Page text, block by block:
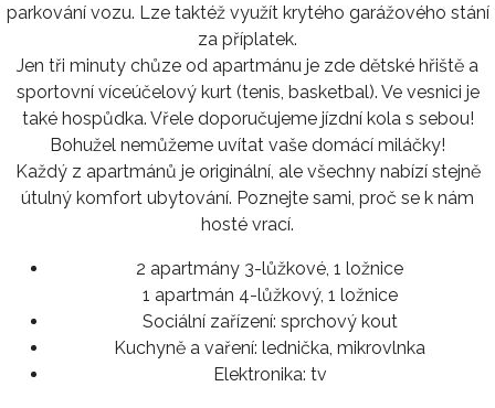
parkování vozu. Lze taktéž využít krytého garážového stání
za příplatek.
Jen tři minuty chůze od apartmánu je zde dětské hřiště a
sportovní víceúčelový kurt (tenis, basketbal). Ve vesnici je
také hospůdka. Vřele doporučujeme jízdní kola s sebou!
Bohužel nemůžeme uvítat vaše domácí miláčky!
Každý z apartmánů je originální, ale všechny nabízí stejně
útulný komfort ubytování. Poznejte sami, proč se k nám
hosté vrací.
2 apartmány 3-lůžkové, 1 ložnice
1 apartmán 4-lůžkový, 1 ložnice
Sociální zařízení: sprchový kout
Kuchyně a vaření: lednička, mikrovlnka
Elektronika: tv